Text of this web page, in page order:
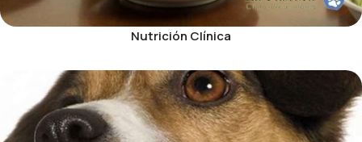
Nutrición Clínica